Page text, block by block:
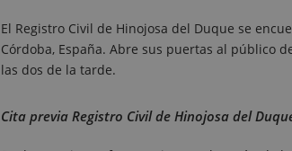
El Registro Civil de Hinojosa del Duque se
Córdoba, España. Abre sus puertas al público
las dos de la tarde.
Cita previa Registro Civil de Hinojosa del